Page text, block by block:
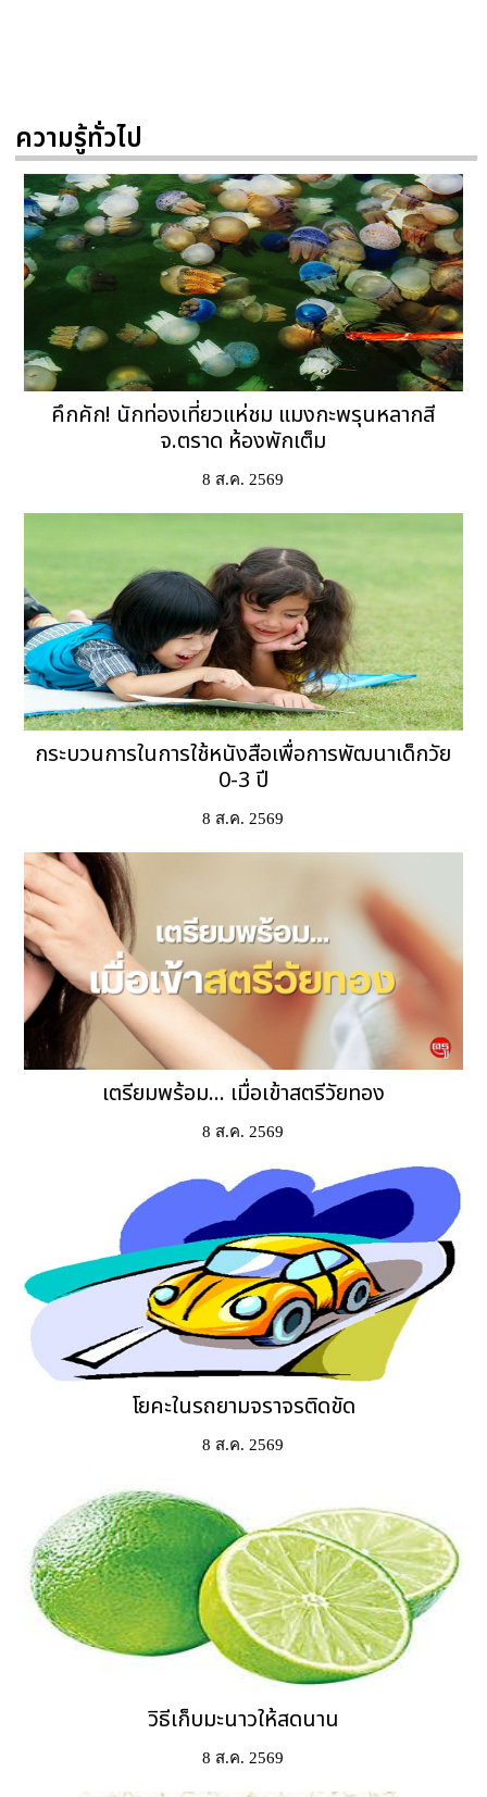
ความรู้ทั่วไป
คึกคัก! นักท่องเที่ยวแห่ชม แมงกะพรุนหลากสี
จ.ตราด ห้องพักเต็ม
8 ส.ค. 2569
กระบวนการในการใช้หนังสือเพื่อการพัฒนาเด็กวัย
0-3 ปี
8 ส.ค. 2569
เตรียมพร้อม... เมื่อเข้าสตรีวัยทอง
8 ส.ค. 2569
โยคะในรถยามจราจรติดขัด
8 ส.ค. 2569
วิธีเก็บมะนาวให้สดนาน
8 ส.ค. 2569